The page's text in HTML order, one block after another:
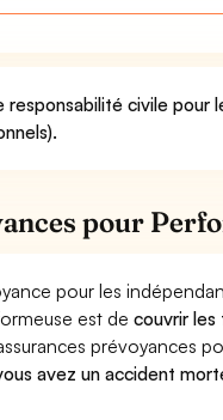
responsabilité civile
pour
pour les
est decouvrir les
prévoyances
avez un accident